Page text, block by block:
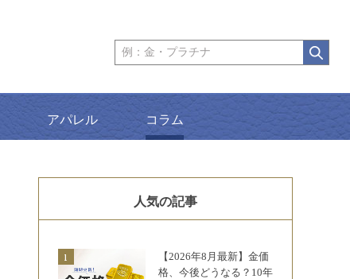
アパレル コラム
人気の記事
【2026年8月最新】金価
格、今後どうなる？10年